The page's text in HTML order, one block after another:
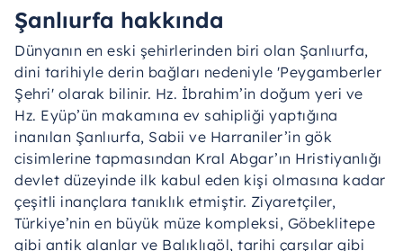
Şanlıurfa hakkında
Dünyanın en eski şehirlerinden biri olan Şanlıurfa,
dini tarihiyle derin bağları nedeniyle 'Peygamberler
Şehri' olarak bilinir. Hz. İbrahim’in doğum yeri ve
Hz. Eyüp’ün makamına ev sahipliği yaptığına
inanılan Şanlıurfa, Sabii ve Harraniler’in gök
cisimlerine tapmasından Kral Abgar’ın Hristiyanlığı
devlet düzeyinde ilk kabul eden kişi olmasına kadar
çeşitli inançlara tanıklık etmiştir. Ziyaretçiler,
Türkiye’nin en büyük müze kompleksi, Göbeklitepe
gibi antik alanlar ve Balıklıgöl, tarihi çarşılar gibi